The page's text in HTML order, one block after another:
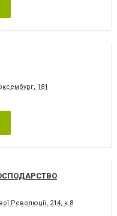
181
Революції, 214, к.8